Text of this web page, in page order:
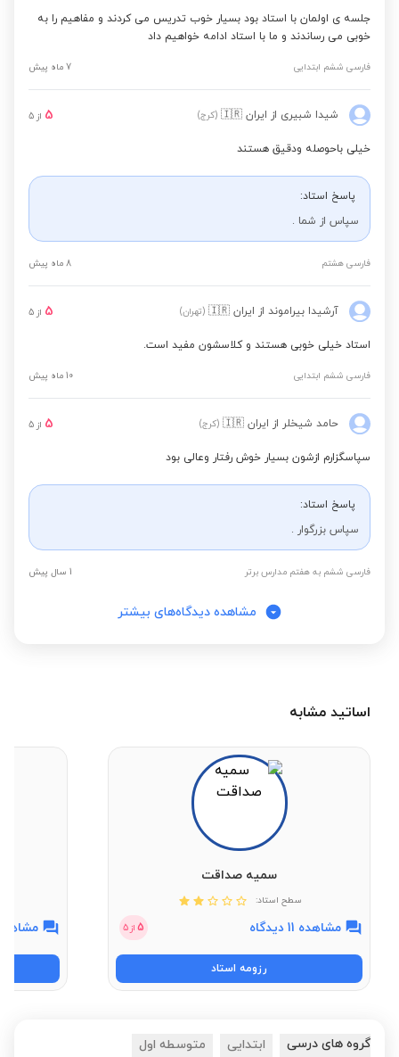
جلسه ی اولمان با استاد بود بسیار خوب تدریس می کردند و مفاهیم را به
خوبی می رساندند و ما با استاد ادامه خواهیم داد
فارسی ششم ابتدایی 7 ماه پیش
شیدا شبیری از ایران 🇮🇷 (کرج) 5 از 5
خیلی باحوصله ودقیق هستند
پاسخ استاد:
سپاس از شما .
فارسی هشتم 8 ماه پیش
آرشیدا بیراموند از ایران 🇮🇷 (تهران) 5 از 5
استاد خیلی خوبی هستند و کلاسشون مفید است.
فارسی ششم ابتدایی 10 ماه پیش
حامد شیخلر از ایران 🇮🇷 (کرج) 5 از 5
سپاسگزارم ازشون بسیار خوش رفتار وعالی بود
پاسخ استاد:
سپاس بزرگوار .
فارسی ششم به هفتم مدارس برتر 1 سال پیش
مشاهده دیدگاه‌های بیشتر
اساتید مشابه
سمیه صداقت
سطح استاد:
مشاهده 11 دیدگاه 5 از 5
رزومه استاد
مشاهده 16
گروه های درسی ابتدایی متوسطه اول